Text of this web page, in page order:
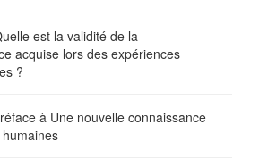
est la validité de la
acquise lors des expériences
?
à Une nouvelle connaissance